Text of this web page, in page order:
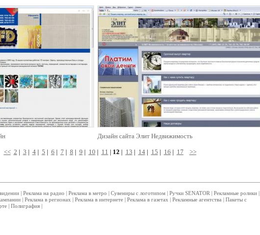
Дизайн сайта Элит Недвижимость
<< 2 | 3 | 4| 5 | 6 | 7 | 8 | 9 | 10 | 11 | 12 | 13 | 14| 15 | 16 | 17 >>
| Реклама на радио | Реклама в метро | Сувениры с логотипом| Ручки SENATOR | Рекламные ролики|
| Реклама в регионах | Реклама в интернете| Реклама в газетах | Рекламные агентства | Пакеты с
| Полиграфия|